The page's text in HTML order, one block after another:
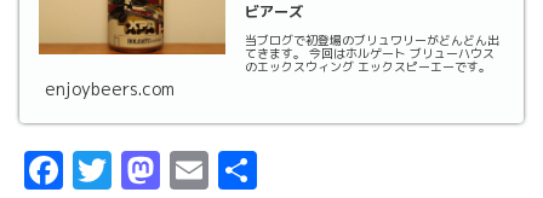
ビアーズ
当ブログで初登場のブリュワリーがどんどん出
てきます。 今回はホルゲート ブリューハウス
のエックスウィング エックスピーエーです。
enjoybeers.com
F T M E